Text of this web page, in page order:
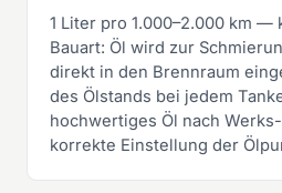
1 Liter pro 1.000–2.000 km —
Bauart: Öl wird zur
direkt in den Brennraum
des Ölstands bei jedem
hochwertiges Öl nach
korrekte Einstellung der